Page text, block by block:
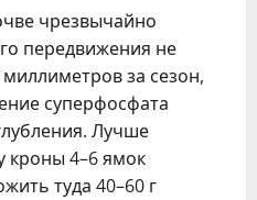
чрезвычайно
передвижения не
за сезон,
суперфосфата
Лучше
кроны 4–6 ямок
туда 40–60 г